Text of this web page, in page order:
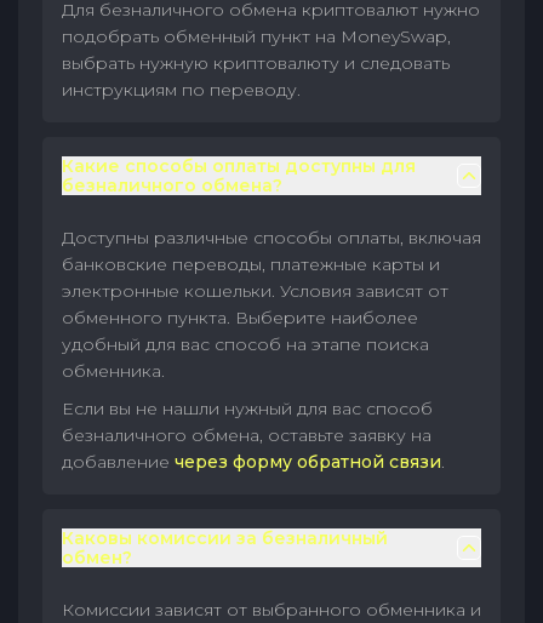
Для безналичного обмена криптовалют нужно
подобрать обменный пункт на MoneySwap,
выбрать нужную криптовалюту и следовать
инструкциям по переводу.
Какие способы оплаты доступны для
безналичного обмена?
Доступны различные способы оплаты, включая
банковские переводы, платежные карты и
электронные кошельки. Условия зависят от
обменного пункта. Выберите наиболее
удобный для вас способ на этапе поиска
обменника.
Если вы не нашли нужный для вас способ
безналичного обмена, оставьте заявку на
добавление через форму обратной связи.
Каковы комиссии за безналичный
обмен?
Комиссии зависят от выбранного обменника и